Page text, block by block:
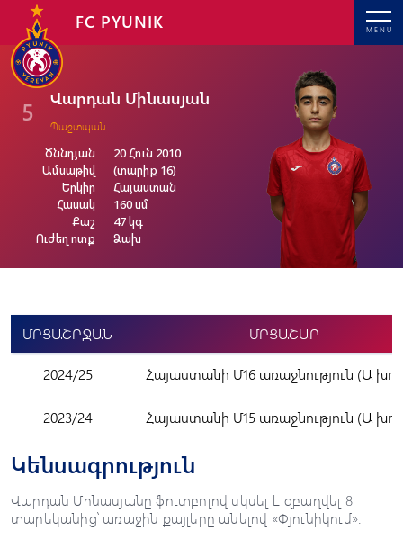
MENU
FC PYUNIK
5 Վարդան Մինասյան
Պաշտպան
Ծննդյան
Ամսաթիվ
Երկիր
Հասակ
Քաշ
Ուժեղ ոտք
20 Հուն 2010
(տարիք 16)
Հայաստան
160 սմ
47 կգ
Ձախ
ՄՐՑԱՇՐՋԱՆ ՄՐՑԱՇԱՐ
2024/25 Հայաստանի Մ16 առաջնություն (Ա
2023/24 Հայաստանի Մ15 առաջնություն (Ա
Կենսագրություն
Վարդան Մինասյանը ֆուտբոլով սկսել է զբաղվել 8
տարեկանից՝ առաջին քայլերը անելով «Փյունիկում»: